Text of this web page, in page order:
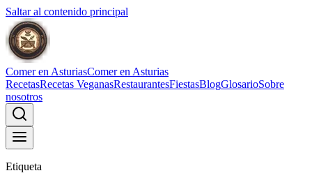
Saltar al contenido principal
Comer en AsturiasComer en Asturias
RecetasRecetas VeganasRestaurantesFiestasBlogGlosarioSobre
nosotros
Etiqueta